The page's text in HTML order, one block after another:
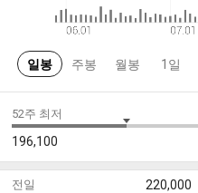
일봉 주봉 월봉 1일
52주 최저
196,100
전일 220,000